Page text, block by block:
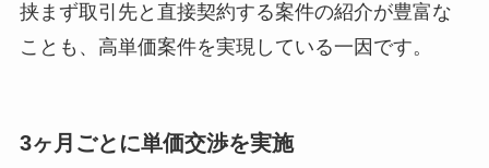
挟まず取引先と直接契約する案件の紹介が豊富な
ことも、高単価案件を実現している一因です。
3ヶ月ごとに単価交渉を実施